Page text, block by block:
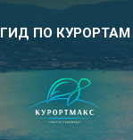
ГИД ПО КУРОРТАМ